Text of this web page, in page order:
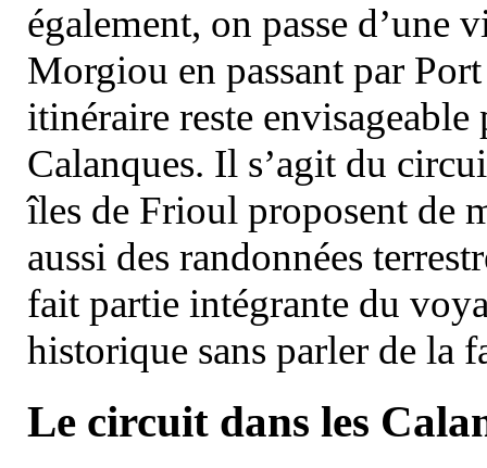
également, on passe d’une
Morgiou en passant par
itinéraire reste
Calanques. Il s’agit du
îles de Frioul proposent de
aussi des randonnées
fait partie intégrante du
historique sans parler de la
Le circuit dans les